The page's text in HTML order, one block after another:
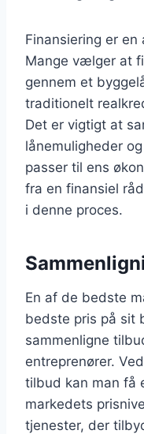
Finansiering er
Mange vælger at
gennem et
traditionelt
Det er vigtigt at
lånemuligheder
passer til ens
fra en finansiel
i denne proces.
En af de bedste
bedste pris på sit
sammenligne
entreprenører.
tilbud kan man få
markedets
tjenester, der